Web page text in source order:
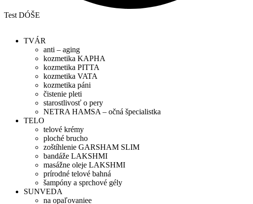
Test DÓŠE
TVÁR
anti – aging
kozmetika KAPHA
kozmetika PITTA
kozmetika VATA
kozmetika páni
čistenie pleti
starostlivosť o pery
NETRA HAMSA – očná špecialistka
TELO
telové krémy
ploché brucho
zoštíhlenie GARSHAM SLIM
bandáže LAKSHMI
masážne oleje LAKSHMI
prírodné telové bahná
šampóny a sprchové gély
SUNVEDA
na opaľovaniee